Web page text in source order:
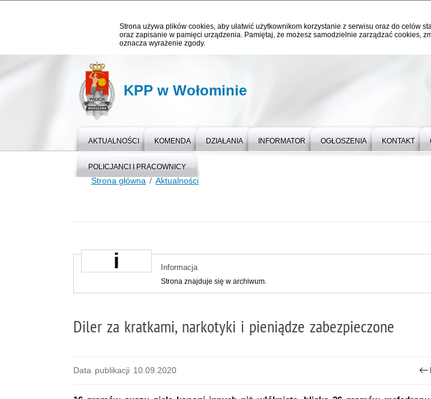
Strona używa plików cookies, aby ułatwić użytkownikom korzystanie z serwisu oraz do celów
oraz zapisanie w pamięci urządzenia. Pamiętaj, że możesz samodzielnie zarządzać cookies,
oznacza wyrażenie zgody.
KPP w Wołominie
AKTUALNOŚCI KOMENDA DZIAŁANIA INFORMATOR OGŁOSZENIA KONTAKT
POLICJANCI I PRACOWNICY
Strona główna Aktualności
Informacja
Strona znajduje się w archiwum.
Diler za kratkami, narkotyki i pieniądze zabezpieczone
Data publikacji 10.09.2020